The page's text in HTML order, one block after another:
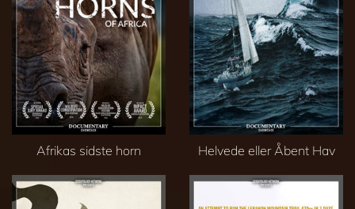
Afrikas sidste horn Helvede eller Åbent Hav